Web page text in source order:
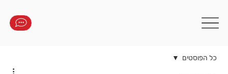
כל הפוסטים